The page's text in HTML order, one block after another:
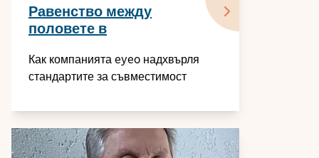
Равенство между
половете в
индустрия
Как компанията eyeo надхвърля
стандартите за съвместимост